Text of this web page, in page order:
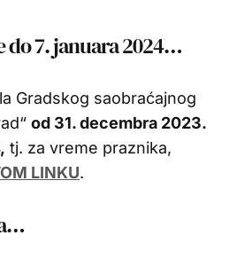
do 7. januara 2024…
Gradskog saobraćajnog
od 31. decembra 2023.
tj. za vreme praznika,
LINKU.